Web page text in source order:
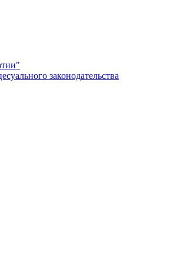
законодательства